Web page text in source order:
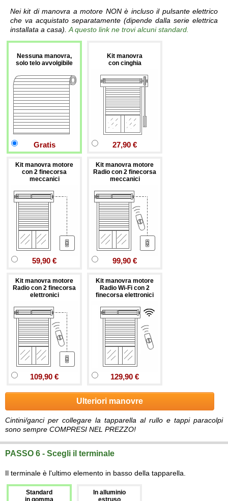
Nei kit di manovra a motore NON è incluso il pulsante elettrico
che va acquistato separatamente (dipende dalla serie elettrica
installata a casa).A questo link ne trovi alcuni standard.
Nessuna manovra,
solo telo avvolgibile
Gratis
Kit manovra
con cinghia
27,90 €
Kit manovra motore
con 2 finecorsa
meccanici
59,90 €
Kit manovra motore
Radio con 2 finecorsa
meccanici
99,90 €
Kit manovra motore
Radio con 2 finecorsa
elettronici
109,90 €
Kit manovra motore
Radio Wi-Fi con 2
finecorsa elettronici
129,90 €
Ulteriori manovre
Cintini/ganci per collegare la tapparella al rullo e tappi paracolpi
sono sempre COMPRESI NEL PREZZO!
PASSO 6 - Scegli il terminale
Il terminale è l'ultimo elemento in basso della tapparella.
Standard
In alluminio